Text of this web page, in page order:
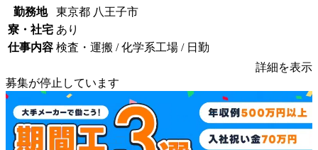
勤務地
東京都 八王子市
寮・社宅 あり
仕事内容 検査・運搬 / 化学系工場 / 日勤
詳細を表示
募集が停止しています